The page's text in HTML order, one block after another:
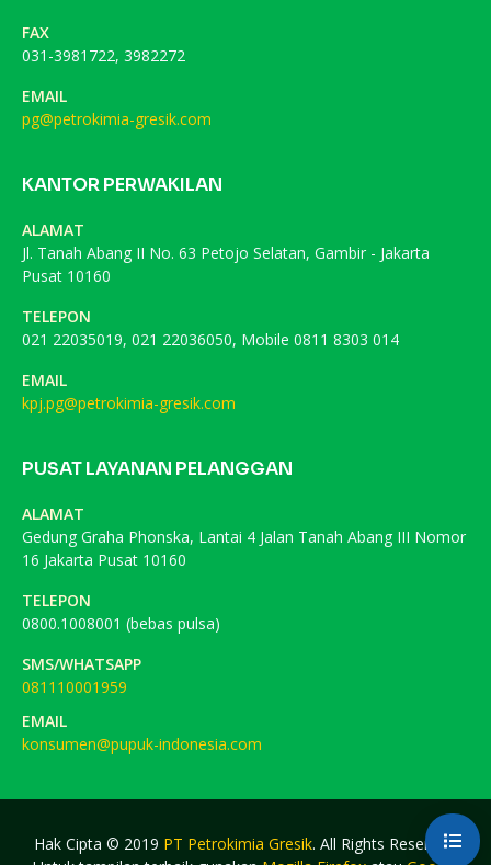
FAX
031-3981722, 3982272
EMAIL
pg@petrokimia-gresik.com
KANTOR PERWAKILAN
ALAMAT
Jl. Tanah Abang II No. 63 Petojo Selatan, Gambir - Jakarta
Pusat 10160
TELEPON
021 22035019, 021 22036050, Mobile 0811 8303 014
EMAIL
kpj.pg@petrokimia-gresik.com
PUSAT LAYANAN PELANGGAN
ALAMAT
Gedung Graha Phonska, Lantai 4 Jalan Tanah Abang III Nomor
16 Jakarta Pusat 10160
TELEPON
0800.1008001 (bebas pulsa)
SMS/WHATSAPP
081110001959
EMAIL
konsumen@pupuk-indonesia.com
Hak Cipta © 2019 PT Petrokimia Gresik. All Rights Reserved.